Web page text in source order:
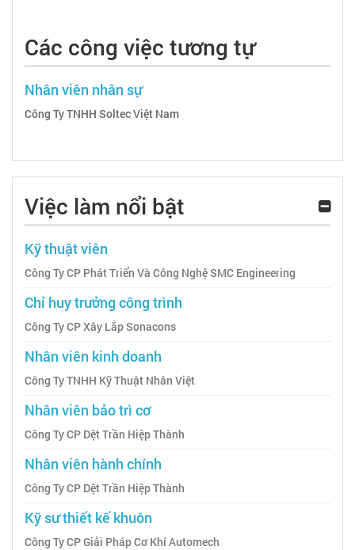
Các công việc tương tự
Nhân viên nhân sự
Công Ty TNHH Soltec Việt Nam
Việc làm nổi bật
Kỹ thuật viên
Công Ty CP Phát Triển Và Công Nghệ SMC Engineering
Chỉ huy trưởng công trình
Công Ty CP Xây Lắp Sonacons
Nhân viên kinh doanh
Công Ty TNHH Kỹ Thuật Nhân Việt
Nhân viên bảo trì cơ
Công Ty CP Dệt Trần Hiệp Thành
Nhân viên hành chính
Công Ty CP Dệt Trần Hiệp Thành
Kỹ sư thiết kế khuôn
Công Ty CP Giải Pháp Cơ Khí Automech